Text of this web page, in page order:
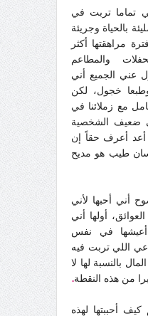
تماما تربت في
بالحياة وجريئة
مراهقتها أكثر
والمطاعم
عني الجميع أني
خجول، لكن
مع زملائنا في
ضعيف الشخصية
أعرف حقاً إن
طيب هو مديح
أني أحبها لأني
أولها أني
في نفس
اللي تربت فيه
بالنسبة لها لا
من هذه النقطة.
كيف أحببتها لهذه